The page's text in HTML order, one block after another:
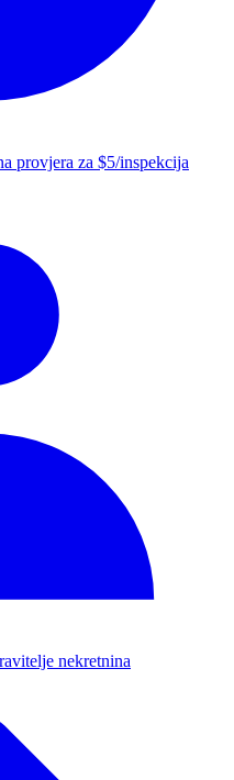
provjera za $5/inspekcija
nekretnina